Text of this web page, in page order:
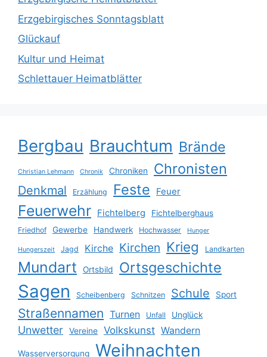
Erzgebirgisches Sonntagsblatt
Glückauf
Kultur und Heimat
Schlettauer Heimatblätter
Bergbau Brauchtum Brände
Christian Lehmann Chronik Chroniken Chronisten
Denkmal Erzählung Feste Feuer
Feuerwehr Fichtelberg Fichtelberghaus
Friedhof Gewerbe Handwerk Hochwasser Hunger
Hungerszeit Jagd Kirche Kirchen Krieg Landkarten
Mundart Ortsbild Ortsgeschichte
Sagen Scheibenberg Schnitzen Schule Sport
Straßennamen Turnen Unfall Unglück
Unwetter Vereine Volkskunst Wandern
Wasserversorgung Weihnachten